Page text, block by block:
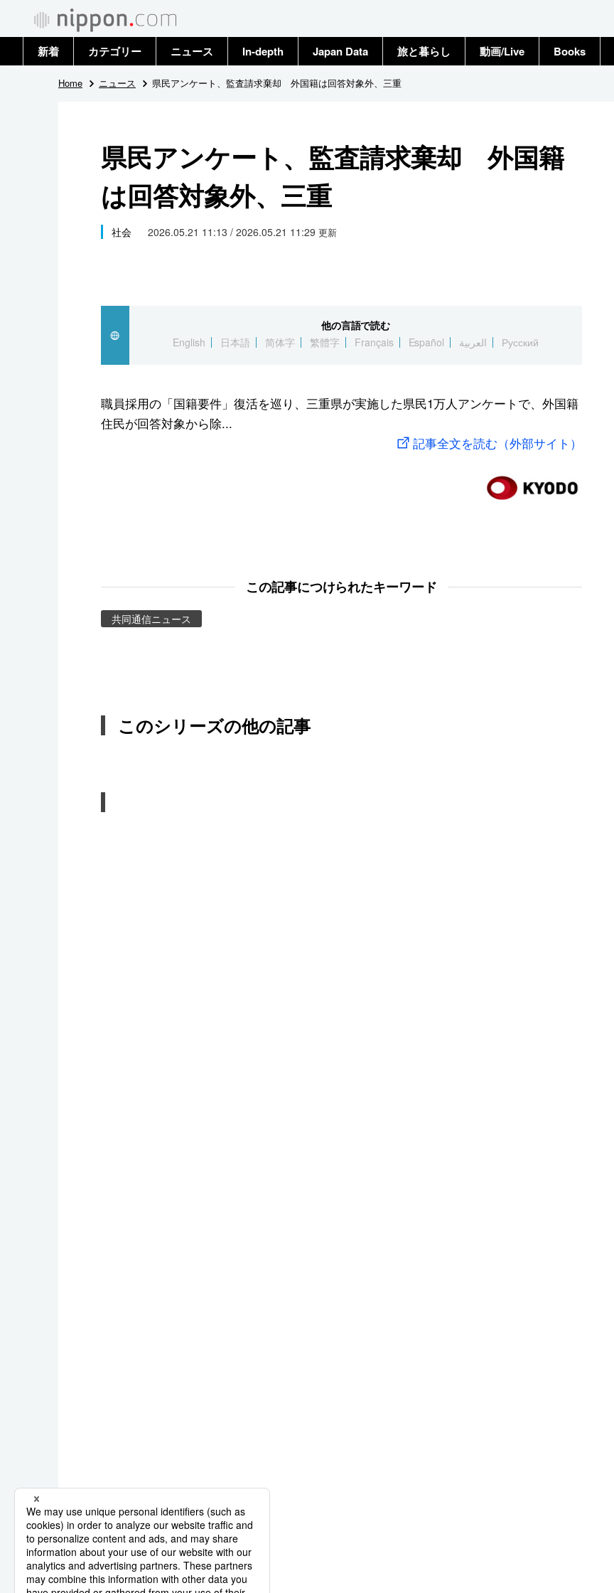
新着 カテゴリー
政治・外交
国際
社会
文化
スポーツ・東京2020
ニュース
トップ
In-depth Japan Data 旅と暮らし 動画/Live Books
Home ニュース 県民アンケート、監査請求棄却 外国籍は回答対象外、三重
県民アンケート、監査請求棄却 外国籍
は回答対象外、三重
社会 2026.05.21 11:13 / 2026.05.21 11:29 更新
他の言語で読む
English
日本語 简体字 繁體字 Français Español العربية Русский
職員採用の「国籍要件」復活を巡り、三重県が実施した県民1万人アンケートで、外国籍
住民が回答対象から除...
記事全文を読む（外部サイト）
この記事につけられたキーワード
共同通信ニュース
このシリーズの他の記事